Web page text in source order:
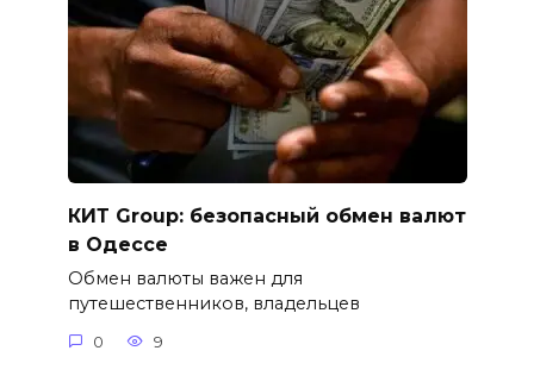
КИТ Group: безопасный обмен валют
в Одессе
Обмен валюты важен для
путешественников, владельцев
0 9